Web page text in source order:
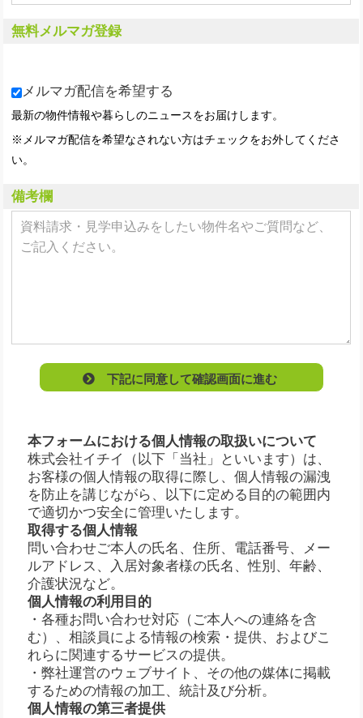
無料メルマガ登録
メルマガ配信を希望する
最新の物件情報や暮らしのニュースをお届けします。
※メルマガ配信を希望なされない方はチェックをお外してくださ
い。
備考欄
下記に同意して確認画面に進む
本フォームにおける個人情報の取扱いについて
株式会社イチイ（以下「当社」といいます）は、
お客様の個人情報の取得に際し、個人情報の漏洩
を防止を講じながら、以下に定める目的の範囲内
で適切かつ安全に管理いたします。
取得する個人情報
問い合わせご本人の氏名、住所、電話番号、メー
ルアドレス、入居対象者様の氏名、性別、年齢、
介護状況など。
個人情報の利用目的
・各種お問い合わせ対応（ご本人への連絡を含
む）、相談員による情報の検索・提供、およびこ
れらに関連するサービスの提供。
・弊社運営のウェブサイト、その他の媒体に掲載
するための情報の加工、統計及び分析。
個人情報の第三者提供